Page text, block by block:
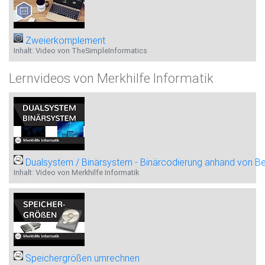
Zweierkomplement
Inhalt: Video von TheSimpleInformatics
Lernvideos von Merkhilfe Informatik
Dualsystem / Binärsystem - Binärcodierung anhand von
Inhalt: Video von Merkhilfe Informatik
Speichergrößen umrechnen